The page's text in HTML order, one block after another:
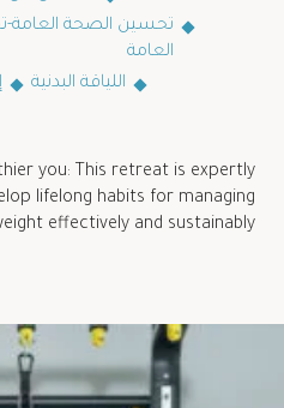
تحسين الصحة
العامة
اللياقة البدنية
you: This retreat is expertly
lifelong habits for managing
effectively and sustainably.